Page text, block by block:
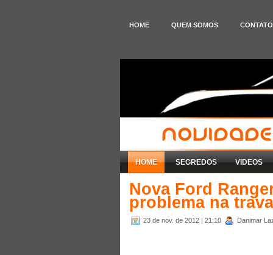
HOME QUEM SOMOS CONTATO
HOME SEGREDOS VIDEOS
Nova Ford
problema na
23 de nov. de 2012 | 21:10 Danimar